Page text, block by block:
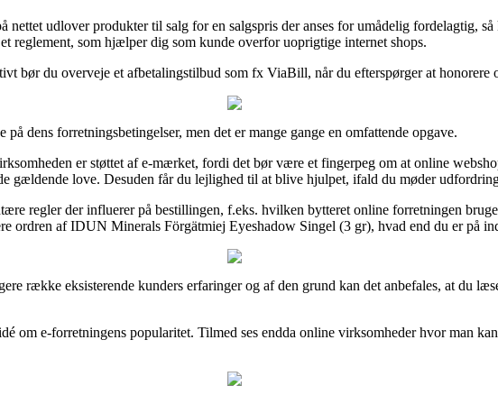
udlover produkter til salg for en salgspris der anses for umådelig fordelagtig,
reglement, som hjælper dig som kunde overfor uoprigtige internet shops.
bør du overveje et afbetalingstilbud som fx ViaBill, når du efterspørger at honorere
dens forretningsbetingelser, men det er mange gange en omfattende opgave.
er støttet af e-mærket, fordi det bør være et fingerpeg om at online
gældende love. Desuden får du lejlighed til at blive hjulpet, ifald du møder
regler der influerer på bestillingen, f.eks. hvilken bytteret online forretningen
ordren af IDUN Minerals Förgätmiej Eyeshadow Singel (3 gr), hvad end du er på
række eksisterende kunders erfaringer og af den grund kan det anbefales, at du
om e-forretningens popularitet. Tilmed ses endda online virksomheder hvor man